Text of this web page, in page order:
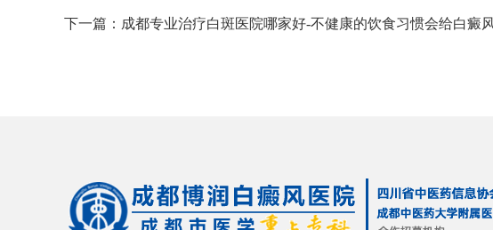
下一篇： 成都专业治疗白斑医院哪家好-不健康的饮食习惯会给白癜